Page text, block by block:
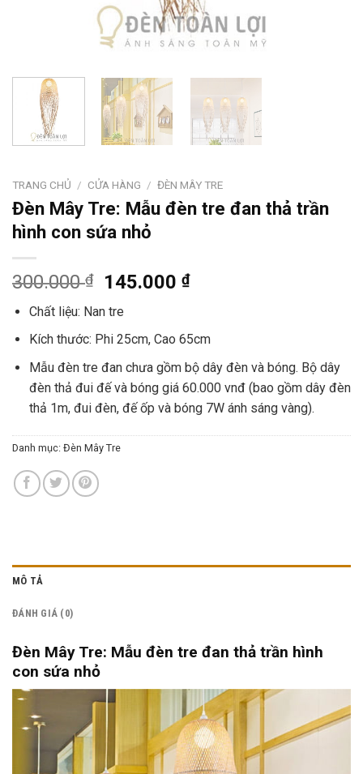
TRANG CHỦ / CỬA HÀNG / ĐÈN MÂY TRE
Đèn Mây Tre: Mẫu đèn tre đan thả trần
hình con sứa nhỏ
300.000₫ 145.000₫
Chất liệu: Nan tre
Kích thước: Phi 25cm, Cao 65cm
Mẫu đèn tre đan chưa gồm bộ dây đèn và bóng. Bộ dây
đèn thả đui đế và bóng giá 60.000 vnđ (bao gồm dây đèn
thả 1m, đui đèn, đế ốp và bóng 7W ánh sáng vàng).
Danh mục: Đèn Mây Tre
MÔ TẢ
ĐÁNH GIÁ (0)
Đèn Mây Tre: Mẫu đèn tre đan thả trần hình
con sứa nhỏ